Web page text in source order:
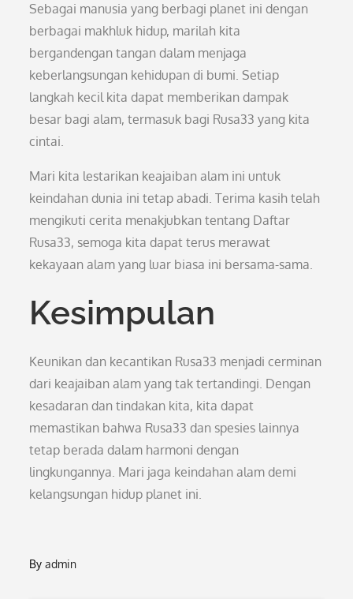
Sebagai manusia yang berbagi planet ini dengan
berbagai makhluk hidup, marilah kita
bergandengan tangan dalam menjaga
keberlangsungan kehidupan di bumi. Setiap
langkah kecil kita dapat memberikan dampak
besar bagi alam, termasuk bagi Rusa33 yang kita
cintai.
Mari kita lestarikan keajaiban alam ini untuk
keindahan dunia ini tetap abadi. Terima kasih telah
mengikuti cerita menakjubkan tentang Daftar
Rusa33, semoga kita dapat terus merawat
kekayaan alam yang luar biasa ini bersama-sama.
Kesimpulan
Keunikan dan kecantikan Rusa33 menjadi cerminan
dari keajaiban alam yang tak tertandingi. Dengan
kesadaran dan tindakan kita, kita dapat
memastikan bahwa Rusa33 dan spesies lainnya
tetap berada dalam harmoni dengan
lingkungannya. Mari jaga keindahan alam demi
kelangsungan hidup planet ini.
Byadmin